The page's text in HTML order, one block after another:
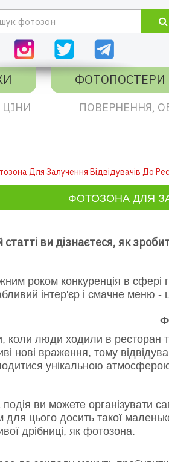
ФОТОПОСТЕРИ
ЦІНИ ПОВЕРНЕННЯ,
Для Залучення Відвідувачів До
ФОТОЗОНА ДЛЯ
статті ви дізнаєтеся, як
роком конкуренція в сфері
інтер'єр і смачне меню -
коли люди ходили в ресторан
нові враження, тому
унікальною
подія ви можете організувати
для цього досить такої
​​дрібниці, як фотозона.